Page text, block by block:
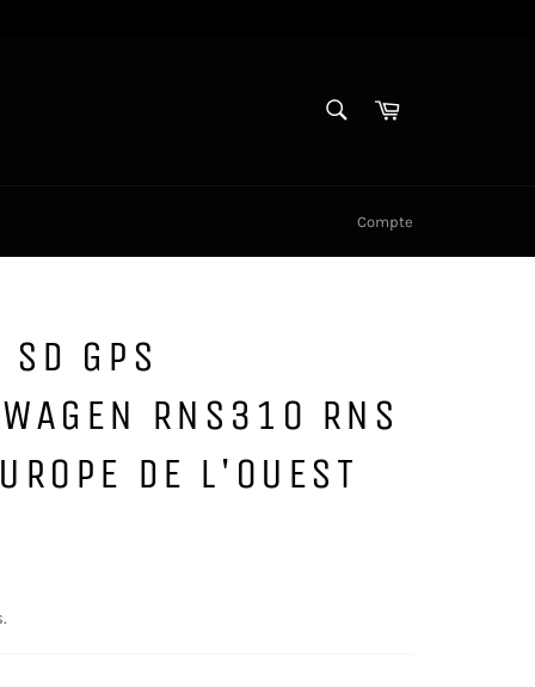
Panier
Compte
SD GPS
RNS310 RNS
DE L'OUEST